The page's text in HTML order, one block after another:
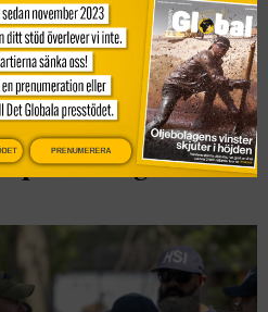
förslag om
på torsdag
PRENUMERERA